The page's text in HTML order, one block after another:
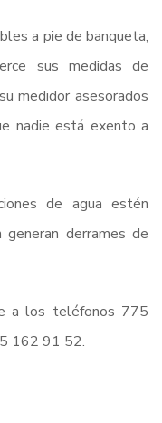
a pie de banqueta,
sus medidas de
medidor asesorados
nadie está exento a
de agua estén
derrames de
a los teléfonos 775
162 91 52.